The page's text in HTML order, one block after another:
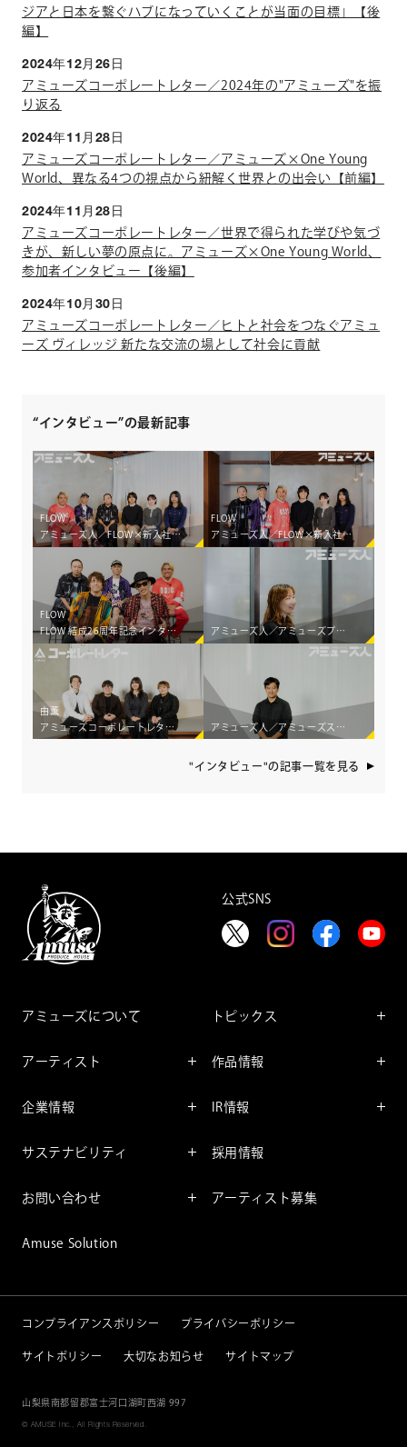
ジアと日本を繋ぐハブになっていくことが当面の目標」【後
編】
2024年12月26日
アミューズコーポレートレター／2024年の"アミューズ"を振
り返る
2024年11月28日
アミューズコーポレートレター／アミューズ×One Young
World、異なる4つの視点から紐解く世界との出会い【前編】
2024年11月28日
アミューズコーポレートレター／世界で得られた学びや気づ
きが、新しい夢の原点に。アミューズ×One Young World、
参加者インタビュー【後編】
2024年10月30日
アミューズコーポレートレター／ヒトと社会をつなぐアミュ
ーズ ヴィレッジ 新たな交流の場として社会に貢献
“インタビュー”の最新記事
FLOW
アミューズ人／FLOW×新入社員クロストーク［前編］ ―並走し、共に生み出す。アミューズに根付く、アーティストとの「共創」のカタチ―
FLOW
アミューズ人／FLOW×新入社員クロストーク［後編］ ―並走し、共に生み出す。アミューズに根付く、アーティストとの「共創」のカタチ―
FLOW
FLOW 結成26周年記念インタビュー 26年間のターニングポイントと世界五大陸制覇のハプニングエピソードを語る。
アミューズ人／アミューズプロダクトワークス「グッズ制作のすべてをワンストップで支える」
由薫
アミューズコーポレートレター／世界2,000人の若者が集う国際会議で アミューズの4人が見つけた「エンターテインメントの可能性」
アミューズ人／アミューズスポーツエージェンシー ―アスリートの価値を創造し スポーツを「エンターテインメント」に―
"インタビュー"の記事一覧を見る
公式SNS
アミューズについて
アーティスト
企業情報
企業理念
サステナビリティ
アミューズのサステナビリテ
重要課題
お問い合わせ
Amuse Solution
トピックス
レポート
作品情報
コミック
IR情報
IRマネージメント
採用情報
アーティスト募集
コンプライアンスポリシー プライバシーポリシー
サイトポリシー 大切なお知らせ サイトマップ
山梨県南都留郡富士河口湖町西湖 997
© AMUSE Inc., All Rights Reserved.